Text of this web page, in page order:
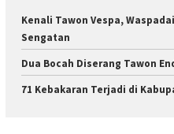
Kenali Tawon Vespa,
Sengatan
Dua Bocah Diserang Tawon
71 Kebakaran Terjadi di